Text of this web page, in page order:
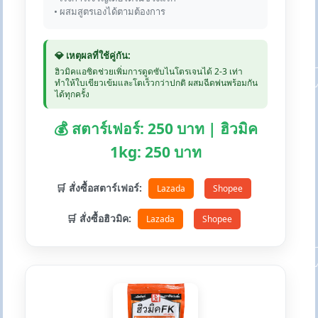
• ผสมสูตรเองได้ตามต้องการ
💎 เหตุผลที่ใช้คู่กัน:
ฮิวมิคแอซิดช่วยเพิ่มการดูดซับไนโตรเจนได้ 2-3 เท่า
ทำให้ใบเขียวเข้มและโตเร็วกว่าปกติ ผสมฉีดพ่นพร้อมกัน
ได้ทุกครั้ง
💰 สตาร์เฟอร์: 250 บาท | ฮิวมิค
1kg: 250 บาท
🛒 สั่งซื้อสตาร์เฟอร์: Lazada Shopee
🛒 สั่งซื้อฮิวมิค: Lazada Shopee